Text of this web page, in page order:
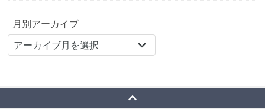
月別アーカイブ